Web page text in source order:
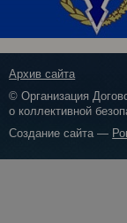
Архив сайта
© Организация
о коллективной
Создание сайта —